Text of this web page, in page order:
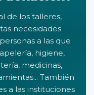
de los talleres,
necesidades
a las que
higiene,
medicinas,
También
a las instituciones